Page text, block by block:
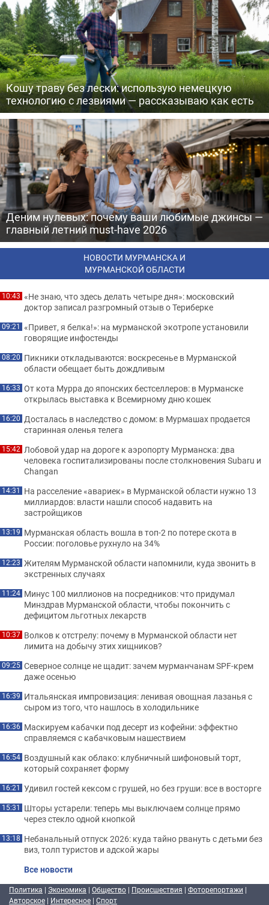
Кошу траву без лески: использую немецкую
технологию с лезвиями — рассказываю как есть
Деним нулевых: почему ваши любимые джинсы —
главный летний must-have 2026
НОВОСТИ МУРМАНСКА И
МУРМАНСКОЙ ОБЛАСТИ
10:43 «Не знаю, что здесь делать четыре дня»: московский
доктор записал разгромный отзыв о Териберке
09:21 «Привет, я белка!»: на мурманской экотропе установили
говорящие инфостенды
08:20 Пикники откладываются: воскресенье в Мурманской
области обещает быть дождливым
16:33 От кота Мурра до японских бестселлеров: в Мурманске
открылась выставка к Всемирному дню кошек
16:20 Досталась в наследство с домом: в Мурмашах продается
старинная оленья телега
15:42 Лобовой удар на дороге к аэропорту Мурманска: два
человека госпитализированы после столкновения Subaru и
Changan
14:31 На расселение «авариек» в Мурманской области нужно 13
миллиардов: власти нашли способ надавить на
застройщиков
13:19 Мурманская область вошла в топ-2 по потере скота в
России: поголовье рухнуло на 34%
12:23 Жителям Мурманской области напомнили, куда звонить в
экстренных случаях
11:24 Минус 100 миллионов на посредников: что придумал
Минздрав Мурманской области, чтобы покончить с
дефицитом льготных лекарств
10:37 Волков к отстрелу: почему в Мурманской области нет
лимита на добычу этих хищников?
09:25 Северное солнце не щадит: зачем мурманчанам SPF-крем
даже осенью
16:39 Итальянская импровизация: ленивая овощная лазанья с
сыром из того, что нашлось в холодильнике
16:36 Маскируем кабачки под десерт из кофейни: эффектно
справляемся с кабачковым нашествием
16:54 Воздушный как облако: клубничный шифоновый торт,
который сохраняет форму
16:21 Удивил гостей кексом с грушей, но без груши: все в восторге
15:31 Шторы устарели: теперь мы выключаем солнце прямо
через стекло одной кнопкой
13:18 Небанальный отпуск 2026: куда тайно рвануть с детьми без
виз, толп туристов и адской жары
Все новости
Политика | Экономика | Общество | Происшествия | Фоторепортажи |
Авторское | Интересное | Спорт